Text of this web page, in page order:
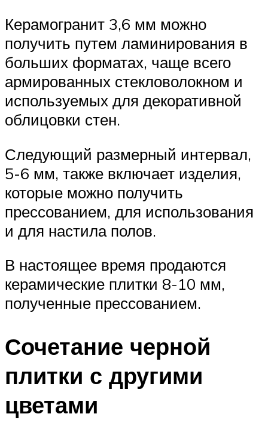
Керамогранит 3,6 мм можно
получить путем ламинирования в
больших форматах, чаще всего
армированных стекловолокном и
используемых для декоративной
облицовки стен.
Следующий размерный интервал,
5-6 мм, также включает изделия,
которые можно получить
прессованием, для использования
и для настила полов.
В настоящее время продаются
керамические плитки 8-10 мм,
полученные прессованием.
Сочетание черной
плитки с другими
цветами